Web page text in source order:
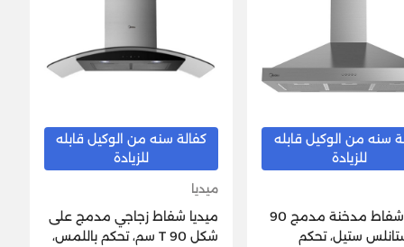
سنه من الوكيل قابله
للزيادة
ميديا ​​شفاط مدخنة مدمج 90
ستيل، تحكم
كفالة سنه من الوكيل قابله
للزيادة
ميديا
ميديا ​​شفاط زجاجي مدمج على
شكل T 90 سم، تحكم باللمس،